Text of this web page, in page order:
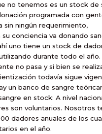
no tenemos es un stock de
programada con
sin ningún requerimiento,
conciencia va donando
uno tiene un stock de
durante todo el año.
no pasa y si bien se
todavía sigue
un banco de sangre
en stock: A nivel
son voluntarios. Nosotros
dadores anuales de los
en el año.